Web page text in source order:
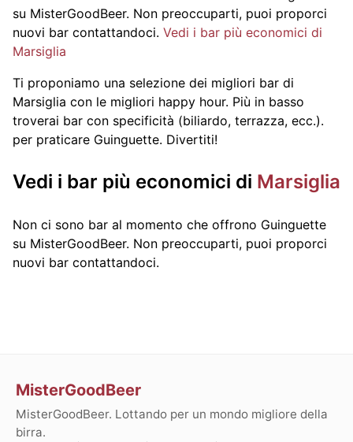
su MisterGoodBeer. Non preoccuparti, puoi proporci
nuovi bar contattandoci. Vedi i bar più economici di
Marsiglia
Ti proponiamo una selezione dei migliori bar di
Marsiglia con le migliori happy hour. Più in basso
troverai bar con specificità (biliardo, terrazza, ecc.).
per praticare Guinguette. Divertiti!
Vedi i bar più economici di Marsiglia
Non ci sono bar al momento che offrono Guinguette
su MisterGoodBeer. Non preoccuparti, puoi proporci
nuovi bar contattandoci.
MisterGoodBeer
MisterGoodBeer. Lottando per un mondo migliore della
birra.